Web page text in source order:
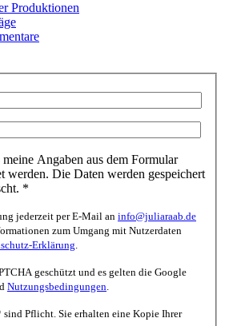
Produktionen
Angaben aus dem Formular
werden. Die Daten werden gespeichert
*
jederzeit per E-Mail an info@juliaraab.de
zum Umgang mit Nutzerdaten
Erklärung
geschützt und es gelten die Google
Nutzungsbedingungen
sind Pflicht. Sie erhalten eine Kopie Ihrer